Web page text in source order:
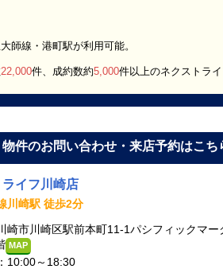
師線・港町駅が利用可能。
22,000件、成約数約5,000件以上のネクストラ
物件のお問い合わせ・来店予約はこち
イフ川崎店
川崎駅 徒歩2分
崎市川崎区駅前本町11-1パシフィックマー
MAP
10:00～18:30